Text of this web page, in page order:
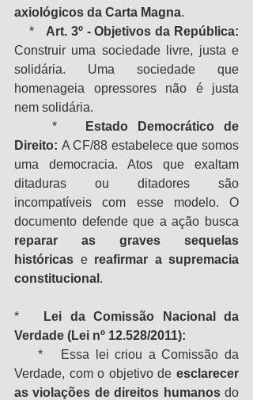
axiológicos da Carta Magna.
* Art. 3º - Objetivos da República:
Construir uma sociedade livre, justa e
solidária. Uma sociedade que
homenageia opressores não é justa
nem solidária.
*
Estado Democrático de
Direito: A CF/88 estabelece que somos
uma democracia. Atos que exaltam
ditaduras ou ditadores são
incompatíveis com esse modelo. O
reparar as graves sequelas
históricas e reafirmar a supremacia
constitucional .
*
Lei da Comissão Nacional da
Verdade (Lei nº 12.528/2011):
*   Essa lei criou a Comissão da
Verdade, com o objetivo de esclarecer
as violações de direitos humanos do